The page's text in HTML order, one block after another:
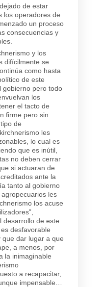
de estar
los operadores de
un proceso
consecuencias y
y los
difícilmente se
como hasta
de este
gobierno pero todo
los
el tacto de
firme pero sin
de
les
lo cual es
que es inútil,
no deben cerrar
si actuaran de
ante la
tanto al gobierno
les
los acuse
desarrollo de este
desfavorable
que dar lugar a que
a menos, por
la inimaginable
a recapacitar,
impensable…